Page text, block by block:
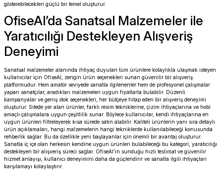
gösterebilecekleri güçlü bir temel oluşturur.
OfiseAl’da Sanatsal Malzemeler ile
Yaratıcılığı Destekleyen Alışveriş
Deneyimi
Sanatsal malzemeler alanında ihtiyaç duyulan tüm ürünlere kolaylıkla ulaşmak isteyen
kullanıcılar için OfiseAl, zengin ürün seçenekleri sunan güvenilir bir alışveriş
platformudur. Hem amatör seviyede sanatla ilgilenenler hem de profesyonel çalışmalar
yapan sanatçılar, aradıkları malzemeleri uygun fiyatlarla bulabilir. Düzenli
kampanyalar ve geniş stok seçenekleri, her bütçeye hitap eden bir alışveriş deneyimi
oluşturur. Sitede yer alan ürünler, farklı resim tekniklerine, çizim ihtiyaçlarına ve hobi
amaçlı çalışmalara uygun çeşitlilik sunar. Böylece kullanıcılar, kendi ihtiyaçlarına en
uygun ürünleri filtreleyerek kısa sürede satın alabilir. Kaliteli ürünlerin yanı sıra detaylı
ürün açıklamaları, hangi malzemelerin hangi tekniklerde kullanılabileceği konusunda
rehberlik sağlar. Bu da özellikle yeni başlayanlar için önemli bir avantaj oluşturur.
Sanatla iç içe olan herkesin kendine uygun ürünleri bulabileceği bu kategori, yaratıcılığı
destekleyen bir alışveriş süreci sağlar. OfiseAl’ın sunduğu hızlı teslimat ve güvenilir
hizmet anlayışı, kullanıcı deneyimini daha da güçlendirir ve sanatla ilgili ihtiyaçları
karşılamayı kolaylaştırır.